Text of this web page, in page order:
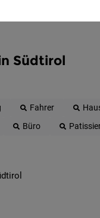
Südtirol
Fahrer
Büro